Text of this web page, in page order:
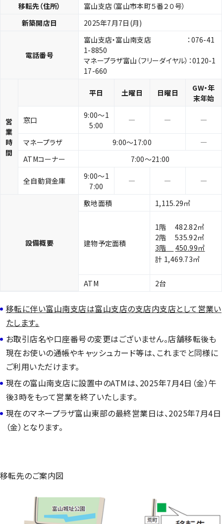
移転先（住所）
富山支店（富山市本町５番２０号）
新築開店日
2025年7月7日(月)
電話番号
富山支店・富山南支店 ：076-41
1-8850
マネープラザ富山（フリーダイヤル）：0120-1
17-660
営
業
時
間
平日 土曜日 日曜日
GW・年
末年始
窓口
9:00～1
5:00
― ― ―
マネープラザ 9:00～17:00
―
ATMコーナー
7:00～21:00
全自動貸金庫
9:00～1
7:00
― ― ―
設備概要
敷地面積 1,115.29㎡
建物予定面積
1階 482.82㎡
2階 535.92㎡
3階 450.99㎡
計 1,469.73㎡
ATM 2台
移転に伴い富山南支店は富山支店の支店内支店として営業い
たします。
お取引店名や口座番号の変更はございません。店舗移転後も
現在お使いの通帳やキャッシュカード等は、これまでと同様に
ご利用いただけます。
現在の富山南支店に設置中のATMは、2025年7月4日（金）午
後3時をもって営業を終了いたします。
現在のマネープラザ富山東部の最終営業日は、2025年7月4日
（金）となります。
移転先のご案内図